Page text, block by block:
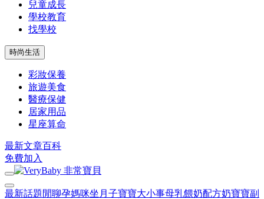
兒童成長
學校教育
找學校
時尚生活
彩妝保養
旅遊美食
醫療保健
居家用品
星座算命
最新文章百科
免費加入
最新話題 閒聊孕媽咪坐月子寶寶大小事母乳餵奶配方奶寶寶副